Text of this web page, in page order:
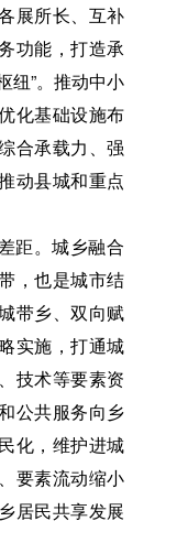
展所长、互补
功能，打造承
纽”。推动中小
化基础设施布
合承载力、强
动县城和重点
距。城乡融合
，也是城市结
带乡、双向赋
实施，打通城
技术等要素资
公共服务向乡
化，维护进城
要素流动缩小
居民共享发展